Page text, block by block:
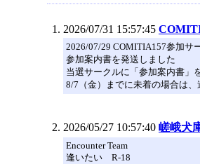
2026/07/31 15:57:45
2026/07/29 COMITIA157参加サ
参加案内書を発送しました
当選サークルに「参加案内書」
8/7（金）までに未着の場合は
2026/05/27 10:57:40 嵯峨犬
Encounter Team
逢いたい R-18